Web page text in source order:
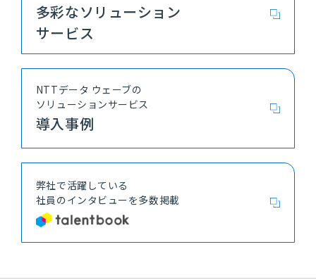
多彩なソリューション
サービス
NTTデータ ウェーブの
ソリューションサービス
導入事例
弊社で活躍している
社員のインタビューを多数掲載